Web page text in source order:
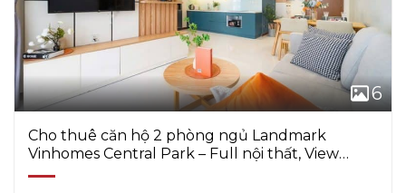
6
Cho thuê căn hộ 2 phòng ngủ Landmark
Vinhomes Central Park – Full nội thất, View
Thoáng